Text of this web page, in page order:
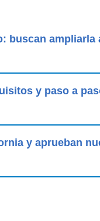
buscan ampliarla
y paso a
y aprueban